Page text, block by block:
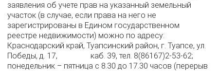
заявления об учете прав на указанный земельный
участок (в случае, если права на него не
зарегистрированы в Едином государственном
реестре недвижимости) можно по адресу:
Краснодарский край, Туапсинский район, г. Туапсе, ул.
Победы, д. 17, каб. 39, тел. 8(86167)2-53-62;
понедельник – пятница с 8.30 до 17.30 часов (перерыв